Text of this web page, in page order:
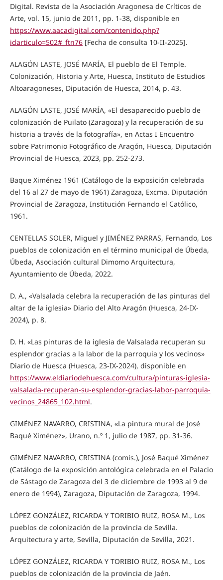
Digital. Revista de la Asociación Aragonesa de Críticos de
Arte, vol. 15, junio de 2011, pp. 1-38, disponible en
https://www.aacadigital.com/contenido.php?
idarticulo=502#_ftn76[Fecha de consulta 10-II-2025].
ALAGÓN LASTE, JOSÉ MARÍA, El pueblo de El Temple.
Colonización, Historia y Arte, Huesca, Instituto de Estudios
Altoaragoneses, Diputación de Huesca, 2014, p. 43.
ALAGÓN LASTE, JOSÉ MARÍA, «El desaparecido pueblo de
colonización de Puilato (Zaragoza) y la recuperación de su
historia a través de la fotografía», en Actas I Encuentro
sobre Patrimonio Fotográfico de Aragón, Huesca, Diputación
Provincial de Huesca, 2023, pp. 252-273.
Baque Ximénez 1961 (Catálogo de la exposición celebrada
del 16 al 27 de mayo de 1961) Zaragoza, Excma. Diputación
Provincial de Zaragoza, Institución Fernando el Católico,
1961.
CENTELLAS SOLER, Miguel y JIMÉNEZ PARRAS, Fernando, Los
pueblos de colonización en el término municipal de Úbeda,
Úbeda, Asociación cultural Dimomo Arquitectura,
Ayuntamiento de Úbeda, 2022.
D. A., «Valsalada celebra la recuperación de las pinturas del
altar de la iglesia» Diario del Alto Aragón (Huesca, 24-IX-
2024), p. 8.
D. H. «Las pinturas de la iglesia de Valsalada recuperan su
esplendor gracias a la labor de la parroquia y los vecinos»
Diario de Huesca (Huesca, 23-IX-2024), disponible en
https://www.eldiariodehuesca.com/cultura/pinturas-iglesia-
valsalada-recuperan-su-esplendor-gracias-labor-parroquia-
vecinos_24865_102.html.
GIMÉNEZ NAVARRO, CRISTINA, «La pintura mural de José
Baqué Ximénez», Urano, n.º 1, julio de 1987, pp. 31-36.
GIMÉNEZ NAVARRO, CRISTINA (comis.), José Baqué Ximénez
(Catálogo de la exposición antológica celebrada en el Palacio
de Sástago de Zaragoza del 3 de diciembre de 1993 al 9 de
enero de 1994), Zaragoza, Diputación de Zaragoza, 1994.
LÓPEZ GONZÁLEZ, RICARDA Y TORIBIO RUIZ, ROSA M., Los
pueblos de colonización de la provincia de Sevilla.
Arquitectura y arte, Sevilla, Diputación de Sevilla, 2021.
LÓPEZ GONZÁLEZ, RICARDA Y TORIBIO RUIZ, ROSA M., Los
pueblos de colonización de la provincia de Jaén.